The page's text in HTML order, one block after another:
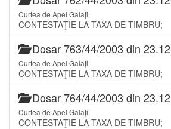
Curtea de Apel Galați
CONTESTAŢIE LA TAXA DE TIMBRU;
Dosar 763/44/2003 din
Curtea de Apel Galați
CONTESTAŢIE LA TAXA DE TIMBRU;
Dosar 764/44/2003 din
Curtea de Apel Galați
CONTESTAŢIE LA TAXA DE TIMBRU;